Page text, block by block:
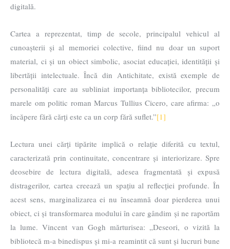
digitală.
Cartea a reprezentat, timp de secole, principalul vehicul al
cunoașterii și al memoriei colective, fiind nu doar un suport
material, ci și un obiect simbolic, asociat educației, identității și
libertății intelectuale. Încă din Antichitate, există exemple de
personalități care au subliniat importanța bibliotecilor, precum
marele om politic roman Marcus Tullius Cicero, care afirma: „o
încăpere fără cărți este ca un corp fără suflet.”[1]
Lectura unei cărți tipărite implică o relație diferită cu textul,
caracterizată prin continuitate, concentrare și interiorizare. Spre
deosebire de lectura digitală, adesea fragmentată și expusă
distragerilor, cartea creează un spațiu al reflecției profunde. În
acest sens, marginalizarea ei nu înseamnă doar pierderea unui
obiect, ci și transformarea modului în care gândim și ne raportăm
la lume. Vincent van Gogh mărturisea: „Deseori, o vizită la
bibliotecă m-a binedispus și mi-a reamintit că sunt și lucruri bune